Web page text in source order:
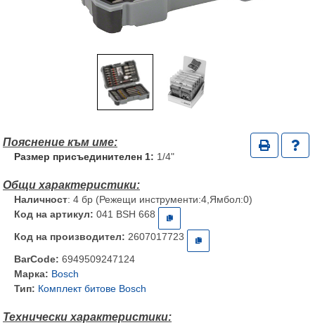
Размер присъединителен 1: 1/4"
Наличност: 4 бр (Режещи инструменти:4,Ямбол:0)
Код на артикул: 041 BSH 668
Код на производител: 2607017723
BarCode: 6949509247124
Марка: Bosch
Тип: Комплект битове Bosch